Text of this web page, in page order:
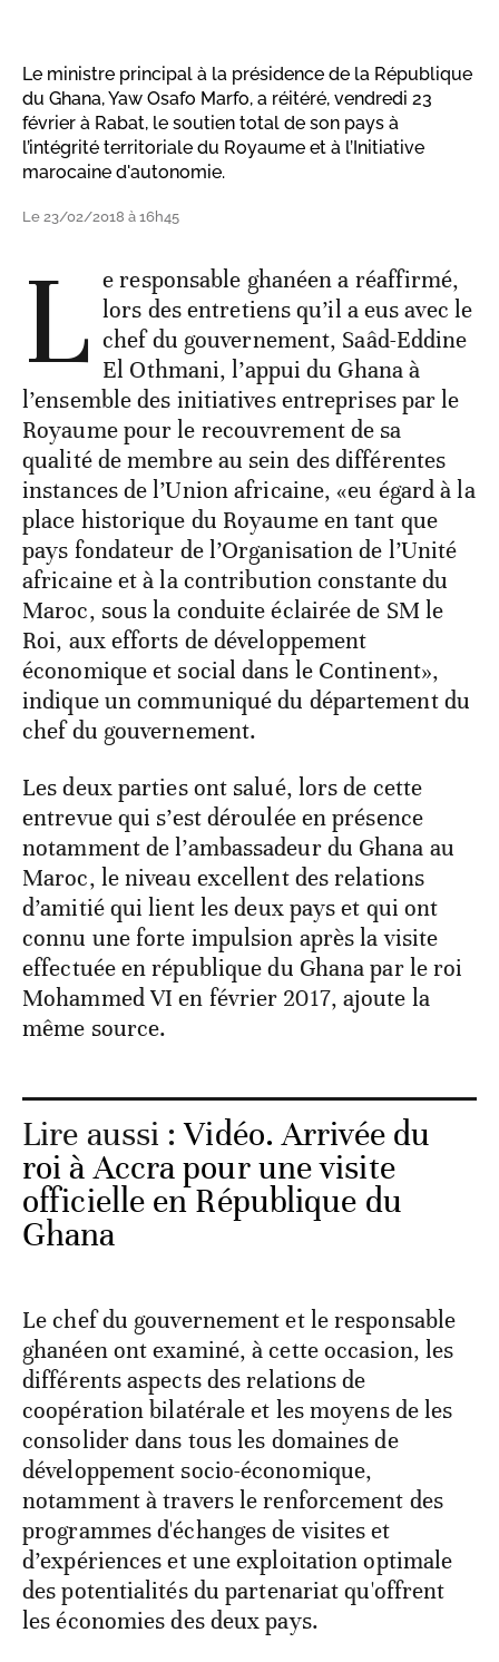
Le ministre principal à la présidence de la République
du Ghana, Yaw Osafo Marfo, a réitéré, vendredi 23
février à Rabat, le soutien total de son pays à
l’intégrité territoriale du Royaume et à l’Initiative
marocaine d'autonomie.
Le 23/02/2018 à 16h45
L e responsable ghanéen a réaffirmé,
lors des entretiens qu’il a eus avec le
chef du gouvernement, Saâd-Eddine
El Othmani, l’appui du Ghana à
l’ensemble des initiatives entreprises par le
Royaume pour le recouvrement de sa
qualité de membre au sein des différentes
instances de l’Union africaine, «eu égard à la
place historique du Royaume en tant que
pays fondateur de l’Organisation de l’Unité
africaine et à la contribution constante du
Maroc, sous la conduite éclairée de SM le
Roi, aux efforts de développement
économique et social dans le Continent»,
indique un communiqué du département du
chef du gouvernement.
Les deux parties ont salué, lors de cette
entrevue qui s’est déroulée en présence
notamment de l’ambassadeur du Ghana au
Maroc, le niveau excellent des relations
d’amitié qui lient les deux pays et qui ont
connu une forte impulsion après la visite
effectuée en république du Ghana par le roi
Mohammed VI en février 2017, ajoute la
même source.
Lire aussi :Vidéo. Arrivée du
roi à Accra pour une visite
officielle en République du
Ghana
Le chef du gouvernement et le responsable
ghanéen ont examiné, à cette occasion, les
différents aspects des relations de
coopération bilatérale et les moyens de les
consolider dans tous les domaines de
développement socio-économique,
notamment à travers le renforcement des
programmes d'échanges de visites et
d’expériences et une exploitation optimale
des potentialités du partenariat qu'offrent
les économies des deux pays.